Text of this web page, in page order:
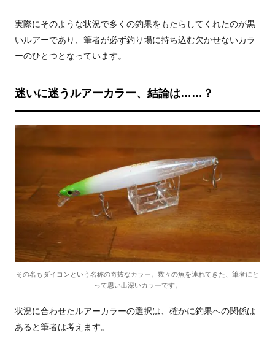
実際にそのような状況で多くの釣果をもたらしてくれたのが黒
いルアーであり、筆者が必ず釣り場に持ち込む欠かせないカラ
ーのひとつとなっています。
迷いに迷うルアーカラー、結論は……？
その名もダイコンという名称の奇抜なカラー。数々の魚を連れてきた、筆者にと
って思い出深いカラーです。
状況に合わせたルアーカラーの選択は、確かに釣果への関係は
あると筆者は考えます。